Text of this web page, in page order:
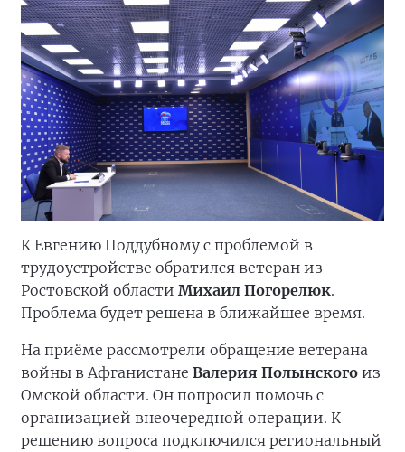
К Евгению Поддубному с проблемой в
трудоустройстве обратился ветеран из
Ростовской области Михаил Погорелюк.
Проблема будет решена в ближайшее время.
На приёме рассмотрели обращение ветерана
войны в Афганистане Валерия Полынского из
Омской области. Он попросил помочь с
организацией внеочередной операции. К
решению вопроса подключился региональный